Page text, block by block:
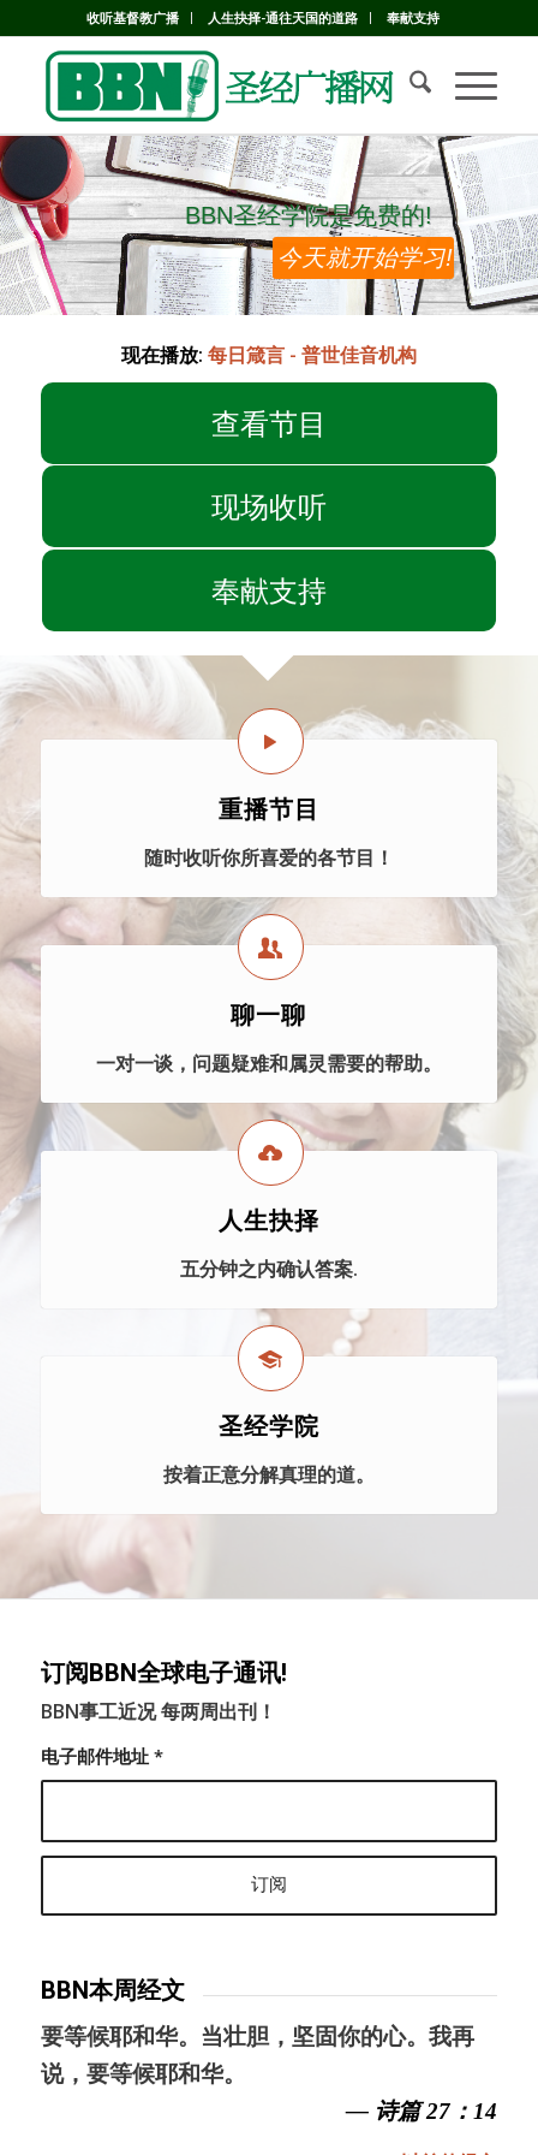
收听基督教广播 人生抉择-通往天国的道路 奉献支持
BBN圣经学院是免费的!
BBN圣经学院是免费的!
今天就开始学习!
现在播放: 每日箴言 - 普世佳音机构
查看节目
现场收听
奉献支持
重播节目
随时收听你所喜爱的各节目！
聊一聊
一对一谈，问题疑难和属灵需要的帮助。
人生抉择
五分钟之内确认答案.
圣经学院
按着正意分解真理的道。
订阅BBN全球电子通讯!
BBN事工近况 每两周出刊！
电子邮件地址 *
BBN本周经文
要等候耶和华。当壮胆，坚固你的心。我再
说，要等候耶和华。
— 诗篇 27：14